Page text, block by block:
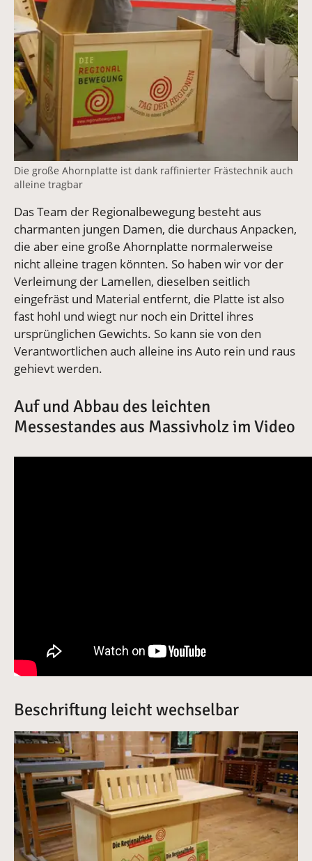
Die große Ahornplatte ist dank raffinierter Frästechnik auch
alleine tragbar
Das Team der Regionalbewegung besteht aus
charmanten jungen Damen, die durchaus Anpacken,
die aber eine große Ahornplatte normalerweise
nicht alleine tragen könnten. So haben wir vor der
Verleimung der Lamellen, dieselben seitlich
eingefräst und Material entfernt, die Platte ist also
fast hohl und wiegt nur noch ein Drittel ihres
ursprünglichen Gewichts. So kann sie von den
Verantwortlichen auch alleine ins Auto rein und raus
gehievt werden.
Auf und Abbau des leichten
Messestandes aus Massivholz im Video
Beschriftung leicht wechselbar
Vergrößerte Version anzeigen